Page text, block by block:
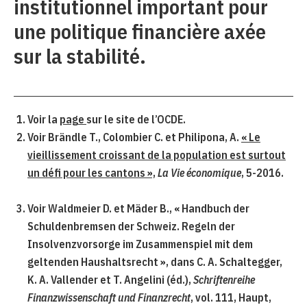
institutionnel important pour
une politique financière axée
sur la stabilité.
Voir la page sur le site de l’OCDE.
Voir Brändle T., Colombier C. et Philipona, A. « Le
vieillissement croissant de la population est surtout
un défi pour les cantons », La Vie économique, 5-2016.
Voir Waldmeier D. et Mäder B., « Handbuch der
Schuldenbremsen der Schweiz. Regeln der
Insolvenzvorsorge im Zusammenspiel mit dem
geltenden Haushaltsrecht », dans C. A. Schaltegger,
K. A. Vallender et T. Angelini (éd.), Schriftenreihe
Finanzwissenschaft und Finanzrecht, vol. 111, Haupt,